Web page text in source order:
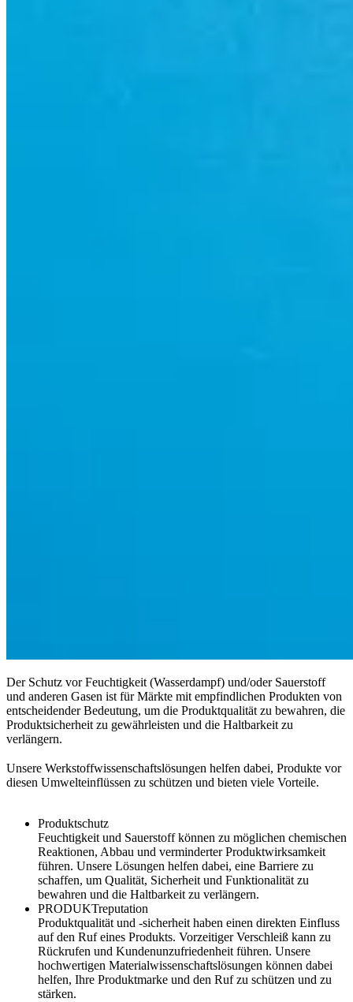
Der Schutz vor Feuchtigkeit (Wasserdampf) und/oder Sauerstoff
und anderen Gasen ist für Märkte mit empfindlichen Produkten von
entscheidender Bedeutung, um die Produktqualität zu bewahren, die
Produktsicherheit zu gewährleisten und die Haltbarkeit zu
verlängern.
Unsere Werkstoffwissenschaftslösungen helfen dabei, Produkte vor
diesen Umwelteinflüssen zu schützen und bieten viele Vorteile.
Produktschutz
Feuchtigkeit und Sauerstoff können zu möglichen chemischen
Reaktionen, Abbau und verminderter Produktwirksamkeit
führen. Unsere Lösungen helfen dabei, eine Barriere zu
schaffen, um Qualität, Sicherheit und Funktionalität zu
bewahren und die Haltbarkeit zu verlängern.
PRODUKTreputation
Produktqualität und -sicherheit haben einen direkten Einfluss
auf den Ruf eines Produkts. Vorzeitiger Verschleiß kann zu
Rückrufen und Kundenunzufriedenheit führen. Unsere
hochwertigen Materialwissenschaftslösungen können dabei
helfen, Ihre Produktmarke und den Ruf zu schützen und zu
stärken.